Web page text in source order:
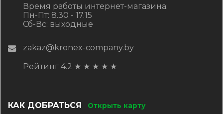
Время работы интернет-магазина:
Пн-Пт: 8.30 - 17.15
Сб-Вс: выходные
zakaz@kronex-company.by
Рейтинг 4.2 ★ ★ ★ ★ ★
КАК ДОБРАТЬСЯ Открыть карту